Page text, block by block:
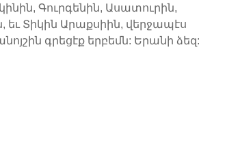
Գուրգենին, Ասատուրին,
եւ Տիկին Արաքսիին, վերջապէս
գրեցէք երբեմն: Երանի ձեզ: